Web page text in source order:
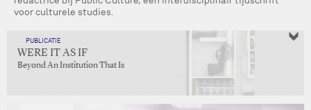
voor culturele studies.
PUBLICATIE
WERE IT AS IF
Beyond An Institution That Is